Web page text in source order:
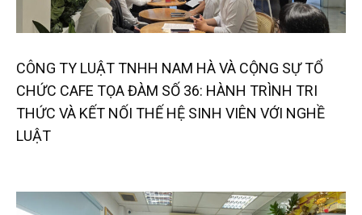
CÔNG TY LUẬT TNHH NAM HÀ VÀ CỘNG SỰ TỔ
CHỨC CAFE TỌA ĐÀM SỐ 36: HÀNH TRÌNH TRI
THỨC VÀ KẾT NỐI THẾ HỆ SINH VIÊN VỚI NGHỀ
LUẬT